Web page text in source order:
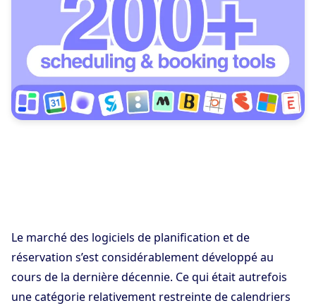
Le marché des logiciels de planification et de
réservation s’est considérablement développé au
cours de la dernière décennie. Ce qui était autrefois
une catégorie relativement restreinte de calendriers